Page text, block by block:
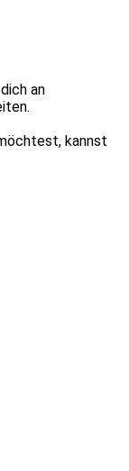
an
kannst